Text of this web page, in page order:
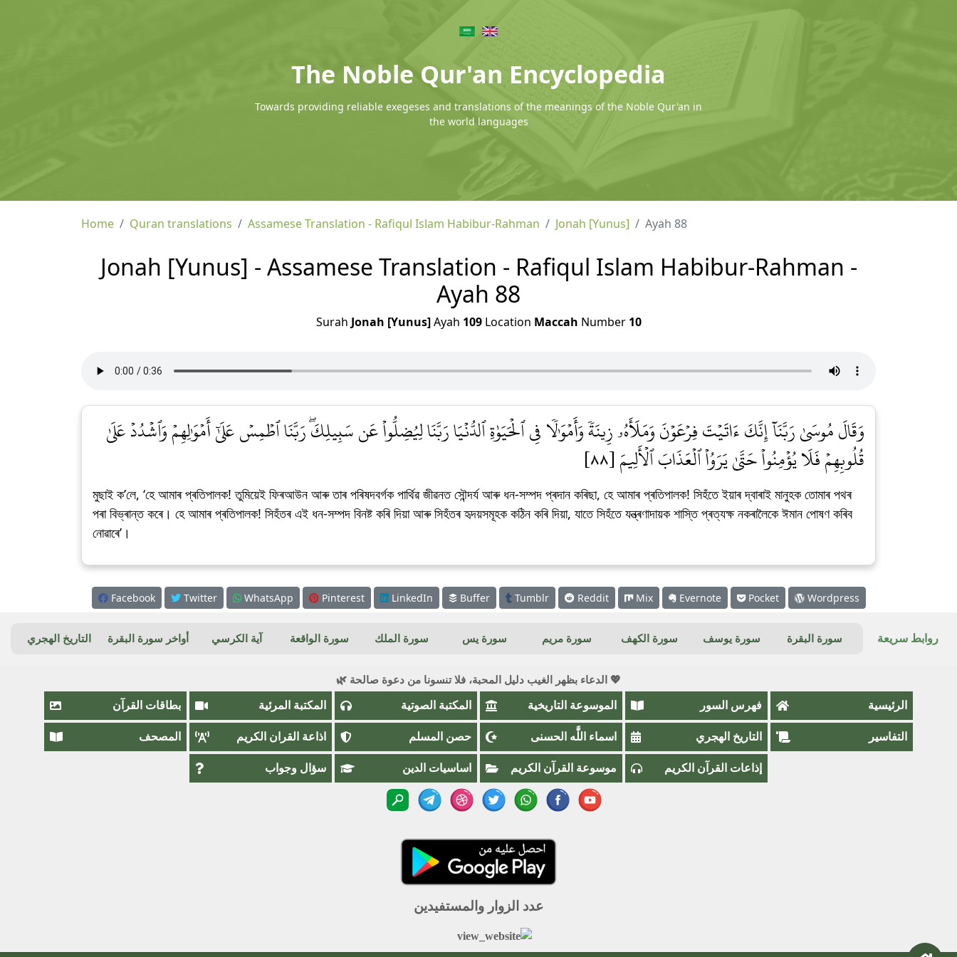
The Noble Qur'an Encyclopedia
Towards providing reliable exegeses and translations of the meanings of the Noble Qur'an in
the world languages
Home Quran translations Assamese Translation - Rafiqul Islam Habibur-Rahman Jonah [Yunus] Ayah 88
Jonah [Yunus] - Assamese Translation - Rafiqul Islam Habibur-Rahman -
Ayah 88
Surah Jonah [Yunus]Ayah 109Location Maccah Number 10
وَقَالَ مُوسَىٰ رَبَّنَآ إِنَّكَ ءَاتَيۡتَ فِرۡعَوۡنَ وَمَلَأَهُۥ زِينَةٗ وَأَمۡوَٰلٗا فِي ٱلۡحَيَوٰةِ ٱلدُّنۡيَا رَبَّنَا لِيُضِلُّواْ عَن سَبِيلِكَۖ رَبَّنَا ٱطۡمِسۡ عَلَىٰٓ أَمۡوَٰلِهِمۡ وَٱشۡدُدۡ عَلَىٰ
قُلُوبِهِمۡ فَلَا يُؤۡمِنُواْ حَتَّىٰ يَرَوُاْ ٱلۡعَذَابَ ٱلۡأَلِيمَ [٨٨]
মুছাই ক’লে, ‘হে আমাৰ প্ৰতিপালক! তুমিয়েই ফিৰআউন আৰু তাৰ পৰিষদবৰ্গক পাৰ্থিৱ জীৱনত সৌন্দৰ্য আৰু ধন-সম্পদ প্ৰদান কৰিছা, হে আমাৰ প্ৰতিপালক! সিহঁতে ইয়াৰ দ্বাৰাই মানুহক তোমাৰ পথৰ
পৰা বিভ্ৰান্ত কৰে। হে আমাৰ প্ৰতিপালক! সিহঁতৰ এই ধন-সম্পদ বিনষ্ট কৰি দিয়া আৰু সিহঁতৰ হৃদয়সমূহক কঠিন কৰি দিয়া, যাতে সিহঁতে যন্ত্ৰণাদায়ক শাস্তি প্ৰত্যক্ষ নকৰালৈকে ঈমান পোষণ কৰিব
নোৱাৰে’।
Facebook Twitter WhatsApp Pinterest LinkedIn Buffer Tumblr Reddit Mix Evernote Pocket Wordpress
روابط سريعة سورة البقرة سورة يوسف سورة الكهف سورة مريم سورة يس سورة الملك سورة الواقعة آية الكرسي أواخر سورة البقرة التاريخ الهجري
💖 الدعاء بظهر الغيب دليل المحبة، فلا تنسونا من دعوة صالحة 🌿
الرئيسية فهرس السور الموسوعة التاريخية المكتبة الصوتية المكتبة المرئية بطاقات القرآن
التفاسير التاريخ الهجري اسماء اللَّٰه الحسنى حصن المسلم اذاعة القران الكريم المصحف
إذاعات القرآن الكريم موسوعة القرآن الكريم اساسيات الدين سؤال وجواب
عدد الزوار والمستفيدين